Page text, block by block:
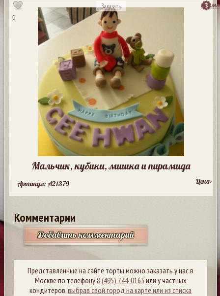
0
Заказать
Мальчик, кубики, мишка и пирамида
Артикул: A21379 Цена:
Комментарии
Добавить комментарий
Представленные на сайте торты можно заказать у нас в
Москве по телефону8 (495) 744-0165 или у частных
кондитеров,выбрав свой город на карте или из списка